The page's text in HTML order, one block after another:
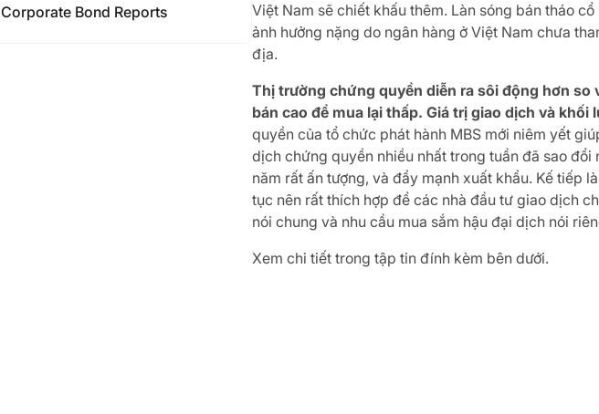
Corporate Bond Reports
Việt Nam sẽ chiết khấu thêm. Làn sóng bán tháo
ảnh hưởng nặng do ngân hàng ở Việt Nam chưa
địa.
Thị trường chứng quyền diễn ra sôi động hơn
bán cao để mua lại thấp. Giá trị giao dịch và
quyền của tổ chức phát hành MBS mới niêm yết
dịch chứng quyền nhiều nhất trong tuần đã sao
năm rất ấn tượng, và đẩy mạnh xuất khẩu. Kế tiếp
tục nên rất thích hợp để các nhà đầu tư giao dịch
nói chung và nhu cầu mua sắm hậu đại dịch nói
Xem chi tiết trong tập tin đính kèm bên dưới.